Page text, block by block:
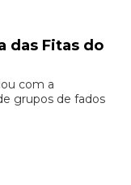
das Fitas do
com a
grupos de fados